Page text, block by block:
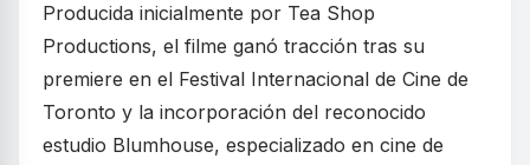
Producida inicialmente por Tea Shop
Productions, el filme ganó tracción tras su
premiere en el Festival Internacional de Cine de
Toronto y la incorporación del reconocido
estudio Blumhouse, especializado en cine de